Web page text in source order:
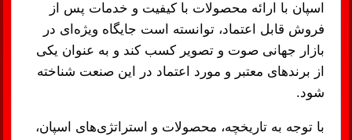
اسپان با ارائه محصولات با کیفیت و خدمات پس از
فروش قابل اعتماد، توانسته است جایگاه ویژه‌ای در
بازار جهانی صوت و تصویر کسب کند و به عنوان یکی
از برندهای معتبر و مورد اعتماد در این صنعت شناخته
شود.
با توجه به تاریخچه، محصولات و استراتژی‌های اسپان،